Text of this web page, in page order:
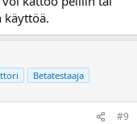
käyttöä.
Betatestaaja
#9